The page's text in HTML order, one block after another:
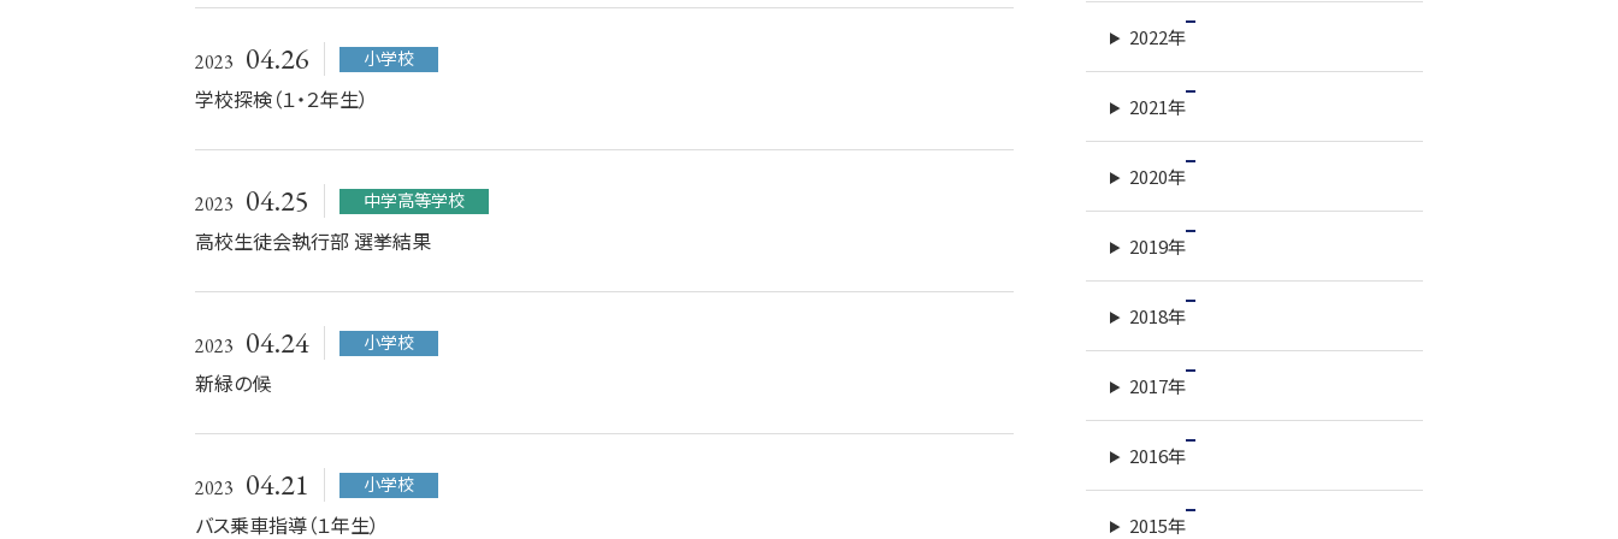
2023 04.26 小学校
学校探検（１・２年生）
2023 04.25 中学高等学校
高校生徒会執行部 選挙結果
2023 04.24 小学校
新緑の候
2023 04.21 小学校
バス乗車指導（１年生）
2022年
2021年
2020年
2019年
2018年
2017年
2016年
2015年